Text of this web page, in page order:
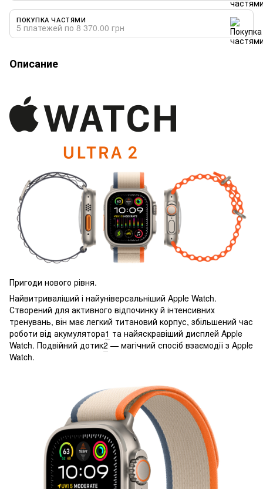
ПОКУПКА ЧАСТЯМИ
5 платежей по 8 370.00 грн
Описание
Пригоди нового рівня.
Найвитриваліший і найуніверсальніший Apple Watch.
Створений для активного відпочинку й інтенсивних
тренувань, він має легкий титановий корпус, збільшений час
роботи від акумулятора1 та найяскравіший дисплей Apple
Watch. Подвійний дотик2 — магічний спосіб взаємодії з Apple
Watch.